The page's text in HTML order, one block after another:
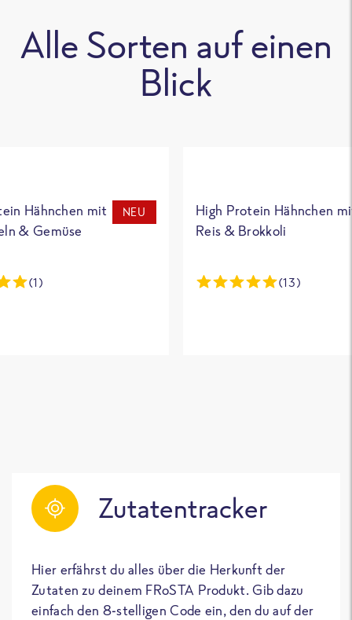
Alle Sorten auf einen
Blick
Hähnchen mit
& Gemüse
NEU
(1)
High Protein Hähnchen
Reis & Brokkoli
(13)
Zutatentracker
Hier erfährst du alles über die Herkunft der
Zutaten zu deinem FRoSTA Produkt. Gib dazu
einfach den 8-stelligen Code ein, den du auf der